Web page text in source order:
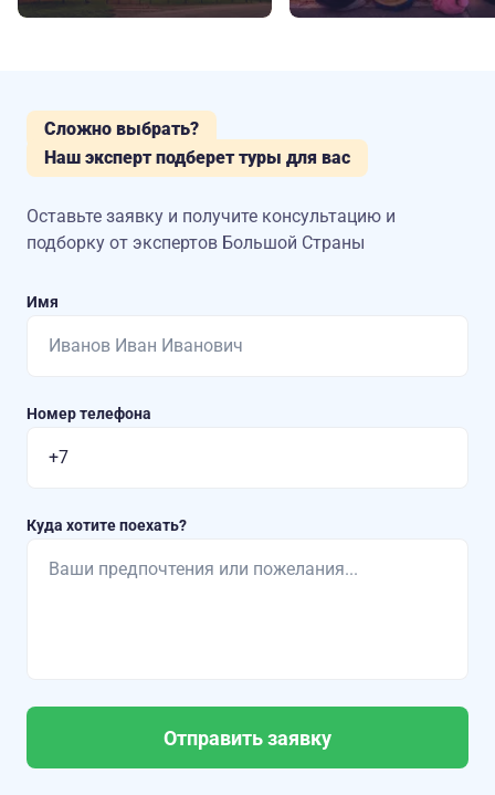
Сложно выбрать?
Наш эксперт подберет туры для вас
Оставьте заявку и получите консультацию и
подборку от экспертов Большой Страны
Имя
Номер телефона
Куда хотите поехать?
Отправить заявку